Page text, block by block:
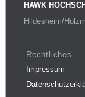
HAWK
Hildesheim/
Rechtliches
Impressum